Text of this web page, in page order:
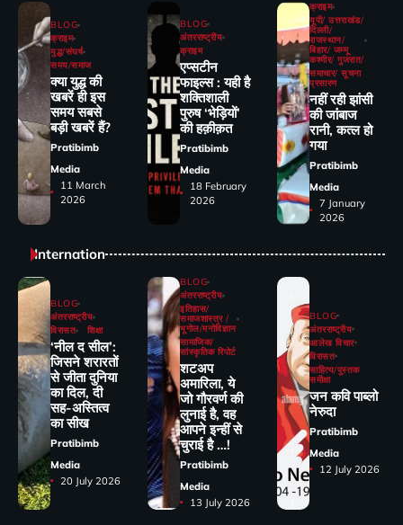
BLOG
क्राइम
युद्ध/संघर्ष
समय/समाज
क्या युद्ध की
खबरें ही इस
समय सबसे
बड़ी खबरें हैं?
Pratibimb
Media
11 March
2026
BLOG
अंतरराष्ट्रीय
क्राइम
एप्सटीन
फाइल्स : यही है
शक्तिशाली
पुरुष ‘भेड़ियों’
की हक़ीक़त
Pratibimb
Media
18 February
2026
क्राइम
यूपी/ उत्तराखंड/
दिल्ली/
राजस्थान/
बिहार/ जम्मू
कश्मीर/ गुजरात/
समाचार/ सूचना
प्रसारण
नहीं रही झांसी
की जांंबाज
रानी, कत्‍ल हो
गया
Pratibimb
Media
7 January
2026
Internation
BLOG
अंतरराष्ट्रीय
विरासत
शिक्षा
‘नील द सील’:
जिसने शरारतों
से जीता दुनिया
का दिल, दी
सह-अस्तित्व
का सीख
Pratibimb
Media
20 July 2026
BLOG
अंतरराष्ट्रीय
इतिहास/
समाजशास्त्र /
भूगोल/मनोविज्ञान
सामाजिक/
सांस्कृतिक रिपोर्ट
शटअप
अमारिला, ये
जो गौरवर्ण की
लुनाई है, वह
आपने इन्हीं से
चुराई है …!
Pratibimb
Media
13 July 2026
BLOG
अंतरराष्ट्रीय
आलेख विचार
विरासत
साहित्य/पुस्तक
समीक्षा
जन कवि पाब्लो
नेरुदा
Pratibimb
Media
12 July 2026